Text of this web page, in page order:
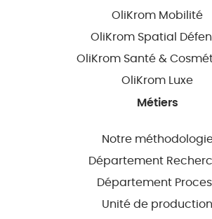
OliKrom Mobilité
OliKrom Spatial
OliKrom Santé &
OliKrom Luxe
Métiers
Notre
Département
Département
Unité de production